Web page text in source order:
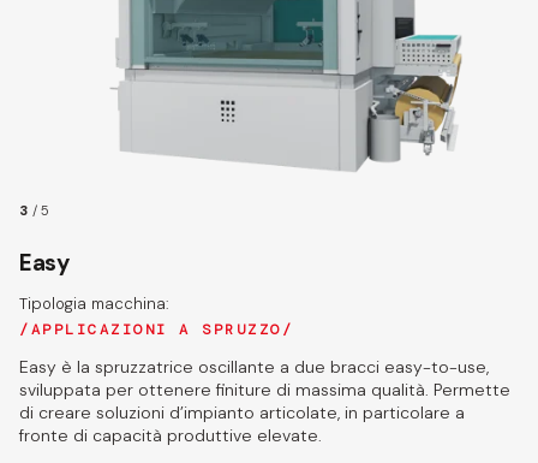
3 /5
Easy
Tipologia macchina:
APPLICAZIONI A SPRUZZO
Easy è la spruzzatrice oscillante a due bracci easy-to-use,
sviluppata per ottenere finiture di massima qualità. Permette
di creare soluzioni d’impianto articolate, in particolare a
fronte di capacità produttive elevate.